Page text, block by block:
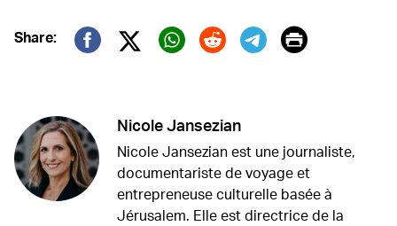
Share:
Twitter (X)
Print
Nicole Jansezian
Nicole Jansezian est une journaliste,
documentariste de voyage et
entrepreneuse culturelle basée à
Jérusalem. Elle est directrice de la